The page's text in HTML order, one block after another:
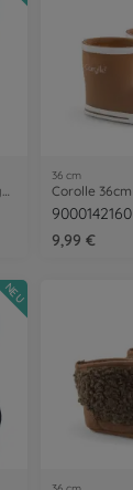
Corolle 36cm Bademantel Pinguin
36 cm
9000142160
9,99 €
NEU